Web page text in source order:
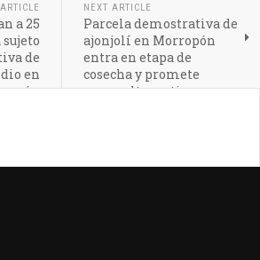
a 25
de
en
NEXT ARTICLE
Parcela demostrativa de
ajonjolí en Morropón
entra en etapa de
cosecha y promete
nueva alternativa